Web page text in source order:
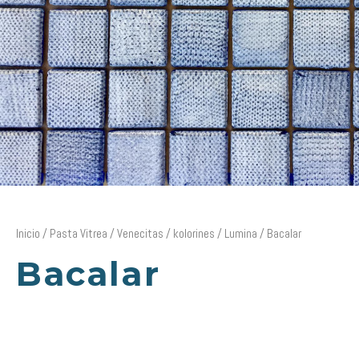
Inicio / Pasta Vitrea /Venecitas / kolorines / Lumina / Bacalar
Bacalar